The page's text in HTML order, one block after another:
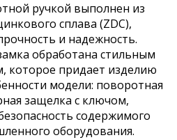
ручкой выполнен из
сплава (ZDC),
и надежность.
обработана стильным
которое придает изделию
модели: поворотная
защелка с ключом,
содержимого
оборудования.